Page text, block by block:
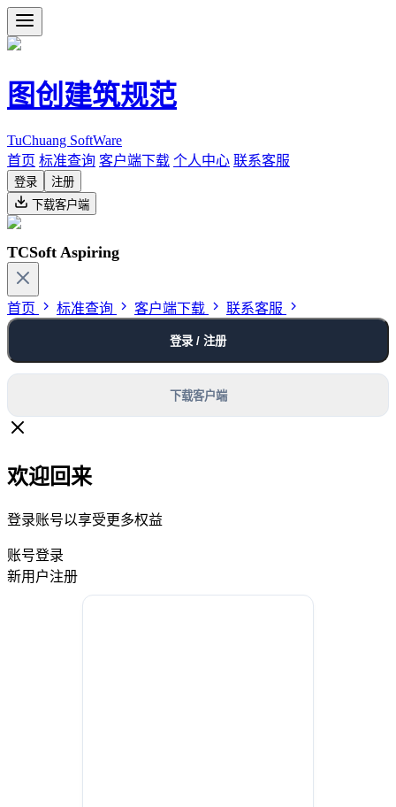
图创建筑规范
TuChuang SoftWare
首页 标准查询 客户端下载 个人中心 联系客服
登录
注册
下载客户端
TCSoft Aspiring
首页 标准查询 客户端下载 联系客服
登录 / 注册
下载客户端
欢迎回来
登录账号以享受更多权益
账号登录
新用户注册